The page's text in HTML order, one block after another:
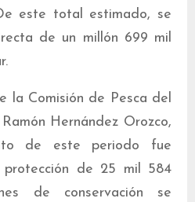
este total estimado, se
de un millón 699 mil
la Comisión de Pesca del
Hernández Orozco,
de este periodo fue
de 25 mil 584
de conservación se